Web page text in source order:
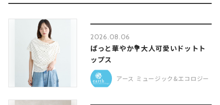
2026.08.06
ぱっと華やか💐大人可愛いドットト
ップス
アース ミュージック&エコロジー